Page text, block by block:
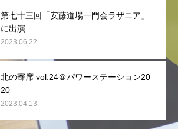
第七十三回「安藤道場一門会ラザニア」
に出演
2023.06.22
北の寄席 vol.24＠パワーステーション20
20
2023.04.13